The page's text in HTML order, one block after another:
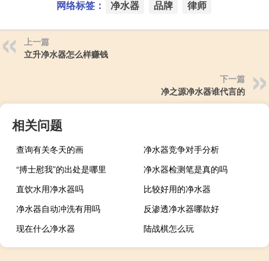
网络标签： 净水器 品牌 律师
上一篇
立升净水器怎么样赚钱
下一篇
净之源净水器谁代言的
相关问题
查询有关冬天的画
净水器竞争对手分析
“搏士慰我”的出处是哪里
净水器检测笔是真的吗
直饮水用净水器吗
比较好用的净水器
净水器自动冲洗有用吗
反渗透净水器哪款好
现在什么净水器
陆战棋怎么玩